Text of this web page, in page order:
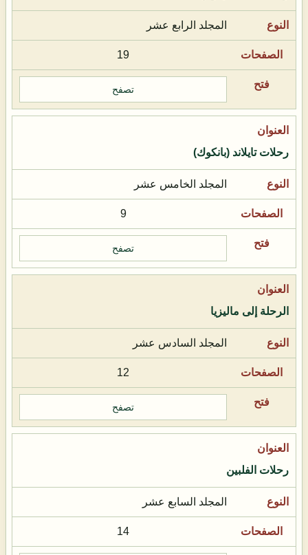
المجلد الرابع عشر
19
تصفح
رحلات تايلاند (بانكوك)
المجلد الخامس عشر
9
تصفح
الرحلة إلى ماليزيا
المجلد السادس عشر
12
تصفح
رحلات الفلبين
المجلد السابع عشر
14